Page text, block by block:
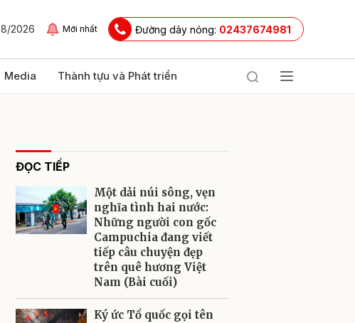
2026 Mới nhất Đường dây nóng: 02437674981
Media Thành tựu và Phát triển
ĐỌC TIẾP
Một dải núi sông, vẹn
nghĩa tình hai nước:
Những người con gốc
Campuchia đang viết
tiếp câu chuyện đẹp
trên quê hương Việt
Nam (Bài cuối)
Ký ức Tổ quốc gọi tên
Gửi